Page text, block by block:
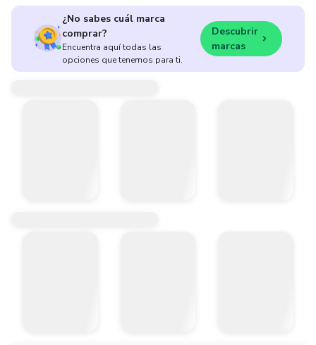
¿No sabes cuál marca
comprar?
Encuentra aquí todas las
opciones que tenemos para ti.
Descubrir
marcas